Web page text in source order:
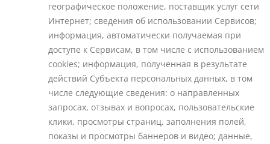
географическое положение, поставщик услуг сети
Интернет; сведения об использовании Сервисов;
информация, автоматически получаемая при
доступе к Сервисам, в том числе с использованием
cookies; информация, полученная в результате
действий Субъекта персональных данных, в том
числе следующие сведения: о направленных
запросах, отзывах и вопросах, пользовательские
клики, просмотры страниц, заполнения полей,
показы и просмотры баннеров и видео; данные,